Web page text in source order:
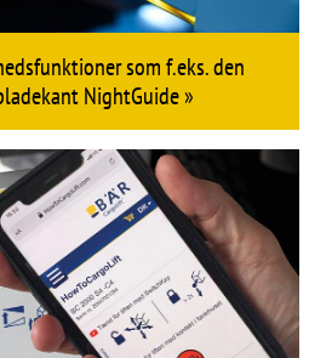
som f.eks. den
NightGuide »